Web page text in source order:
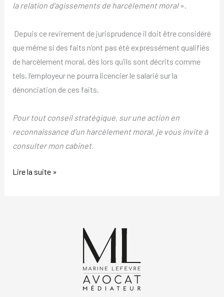
la relation d’agissements de harcèlement moral».
Depuis ce revirement de jurisprudence il doit être considéré
que même si des faits n’ont pas été expressément qualifiés
de harcèlement moral, dès lors qu’ils sont décrits comme
tels, l’employeur ne pourra licencier le salarié sur la
dénonciation de ces faits.
Pour tout conseil stratégique, sur une action en
reconnaissance d’un harcèlement moral, je vous invite à
consulter mon cabinet.
Lire la suite »